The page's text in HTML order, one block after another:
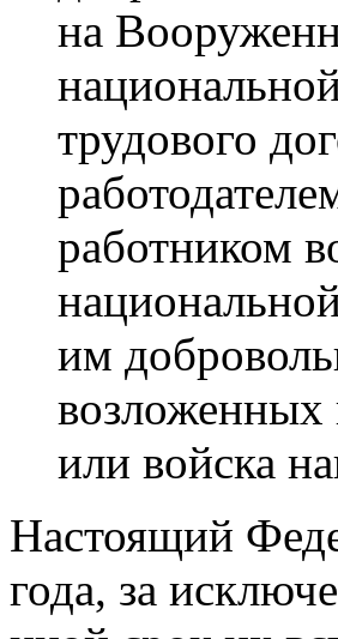
на
трудового
работником
им
или войска
Настоящий
года, за